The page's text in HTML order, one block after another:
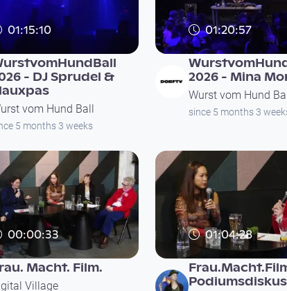
01:15:10
Abend für Vielfalt,
& Solidarität
- DJ Sprudel &
vom Hund Ball
5 months 3 weeks
01:20:57
Ein Abend für
Kultur & Solidarität
2026 - Mina
Wurst vom Hund
since 5 months 3
00:00:33
Macht. Film.
Village
01:04:28